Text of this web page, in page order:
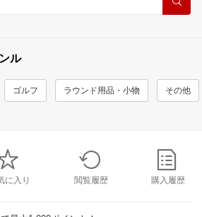
ル
ゴルフ ラウンド用品・小物 その他
に入り 閲覧履歴 購入履歴